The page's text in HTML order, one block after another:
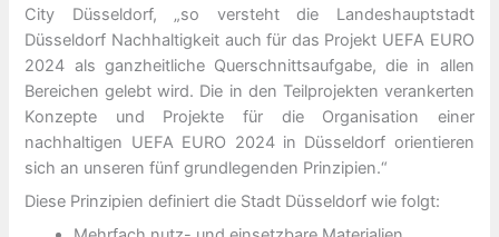
City Düsseldorf, „so versteht die Landeshauptstadt
Düsseldorf Nachhaltigkeit auch für das Projekt UEFA EURO
2024 als ganzheitliche Querschnittsaufgabe, die in allen
Bereichen gelebt wird. Die in den Teilprojekten verankerten
Konzepte und Projekte für die Organisation einer
nachhaltigen UEFA EURO 2024 in Düsseldorf orientieren
sich an unseren fünf grundlegenden Prinzipien.“
Diese Prinzipien definiert die Stadt Düsseldorf wie folgt: